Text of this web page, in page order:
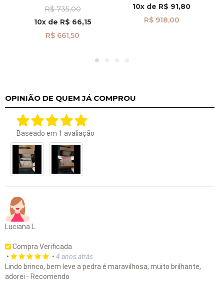
br25703
R$ 735,00
10xde R$ 66,15
R$ 661,50
br29499
10x de R$ 91,80
R$ 918,00
OPINIÃO DE QUEM JÁ COMPROU
Baseado em 1 avaliação
Luciana L.
Compra Verificada
•
• 4 anos atrás
Lindo brinco, bem leve a pedra é maravilhosa, muito brilhante,
adorei - Recomendo